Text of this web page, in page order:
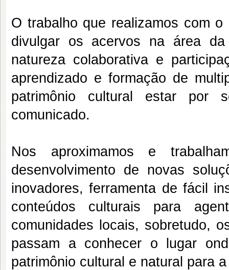
O trabalho que realizamos com
divulgar os acervos na área da
natureza colaborativa e
aprendizado e formação de
patrimônio cultural estar por
comunicado.
Nos aproximamos e
desenvolvimento de novas
inovadores, ferramenta de fácil
conteúdos culturais para
comunidades locais, sobretudo,
passam a conhecer o lugar
patrimônio cultural e natural para